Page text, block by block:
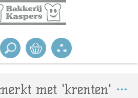
met 'krenten'